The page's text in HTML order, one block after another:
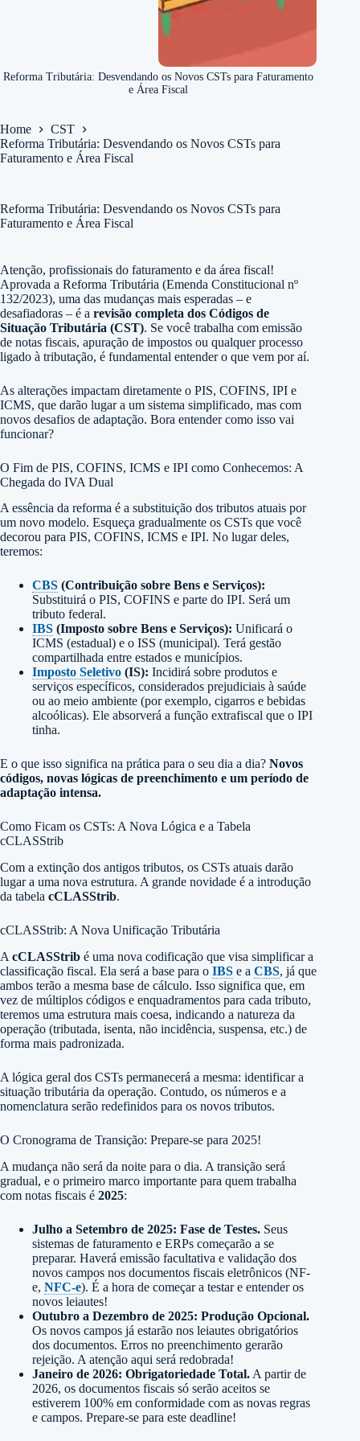
Reforma Tributária: Desvendando os Novos CSTs para Faturamento
e Área Fiscal
Home
CST
Reforma Tributária: Desvendando os Novos CSTs para
Faturamento e Área Fiscal
Reforma Tributária: Desvendando os Novos CSTs para
Faturamento e Área Fiscal
Atenção, profissionais do faturamento e da área fiscal!
Aprovada a Reforma Tributária (Emenda Constitucional nº
132/2023), uma das mudanças mais esperadas – e
desafiadoras – é a revisão completa dos Códigos de
Situação Tributária (CST). Se você trabalha com emissão
de notas fiscais, apuração de impostos ou qualquer processo
ligado à tributação, é fundamental entender o que vem por aí.
As alterações impactam diretamente o PIS, COFINS, IPI e
ICMS, que darão lugar a um sistema simplificado, mas com
novos desafios de adaptação. Bora entender como isso vai
funcionar?
O Fim de PIS, COFINS, ICMS e IPI como Conhecemos: A
Chegada do IVA Dual
A essência da reforma é a substituição dos tributos atuais por
um novo modelo. Esqueça gradualmente os CSTs que você
decorou para PIS, COFINS, ICMS e IPI. No lugar deles,
teremos:
CBS (Contribuição sobre Bens e Serviços):
Substituirá o PIS, COFINS e parte do IPI. Será um
tributo federal.
IBS (Imposto sobre Bens e Serviços): Unificará o
ICMS (estadual) e o ISS (municipal). Terá gestão
compartilhada entre estados e municípios.
Imposto Seletivo (IS): Incidirá sobre produtos e
serviços específicos, considerados prejudiciais à saúde
ou ao meio ambiente (por exemplo, cigarros e bebidas
alcoólicas). Ele absorverá a função extrafiscal que o IPI
tinha.
E o que isso significa na prática para o seu dia a dia? Novos
códigos, novas lógicas de preenchimento e um período de
adaptação intensa.
Como Ficam os CSTs: A Nova Lógica e a Tabela
cCLASStrib
Com a extinção dos antigos tributos, os CSTs atuais darão
lugar a uma nova estrutura. A grande novidade é a introdução
da tabela cCLASStrib.
cCLASStrib: A Nova Unificação Tributária
A cCLASStrib é uma nova codificação que visa simplificar a
classificação fiscal. Ela será a base para o IBS e a CBS, já que
ambos terão a mesma base de cálculo. Isso significa que, em
vez de múltiplos códigos e enquadramentos para cada tributo,
teremos uma estrutura mais coesa, indicando a natureza da
operação (tributada, isenta, não incidência, suspensa, etc.) de
forma mais padronizada.
A lógica geral dos CSTs permanecerá a mesma: identificar a
situação tributária da operação. Contudo, os números e a
nomenclatura serão redefinidos para os novos tributos.
O Cronograma de Transição: Prepare-se para 2025!
A mudança não será da noite para o dia. A transição será
gradual, e o primeiro marco importante para quem trabalha
com notas fiscais é 2025:
Julho a Setembro de 2025: Fase de Testes. Seus
sistemas de faturamento e ERPs começarão a se
preparar. Haverá emissão facultativa e validação dos
novos campos nos documentos fiscais eletrônicos (NF-
e, NFC-e). É a hora de começar a testar e entender os
novos leiautes!
Outubro a Dezembro de 2025: Produção Opcional.
Os novos campos já estarão nos leiautes obrigatórios
dos documentos. Erros no preenchimento gerarão
rejeição. A atenção aqui será redobrada!
Janeiro de 2026: Obrigatoriedade Total. A partir de
2026, os documentos fiscais só serão aceitos se
estiverem 100% em conformidade com as novas regras
e campos. Prepare-se para este deadline!